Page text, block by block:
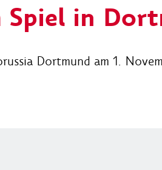
in
Dortmund am 1.